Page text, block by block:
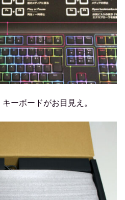
ーボードがお目見え。